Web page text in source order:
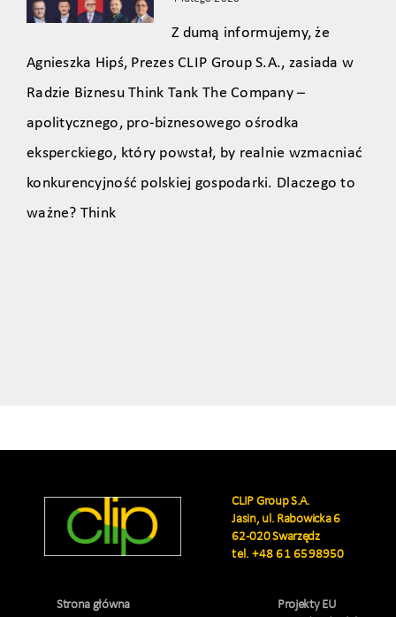
Z dumą informujemy, że
Agnieszka Hipś, Prezes CLIP Group S.A., zasiada w
Radzie Biznesu Think Tank The Company –
apolitycznego, pro‑biznesowego ośrodka
eksperckiego, który powstał, by realnie wzmacniać
konkurencyjność polskiej gospodarki. Dlaczego to
ważne? Think
CLIP Group S.A.
Jasin, ul. Rabowicka 6
62-020 Swarzędz
tel.+48 61 6598950
Strona główna
Projekty EU